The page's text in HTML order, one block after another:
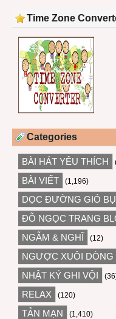
Time Zone
Categories
BÀI HÁT YÊU THÍCH
BÀI VIẾT (1,196)
DỌC ĐƯỜNG GIÓ
ĐỖ NGỌC TRANG
NGẪM & NGHĨ (12)
NGƯỢC XUÔI
NHẬT KÝ GHI VỘI
RELAX (120)
TẢN MẠN (1,410)